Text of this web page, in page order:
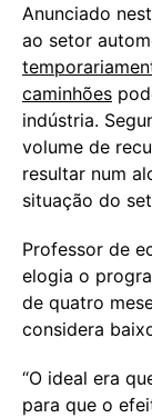
Anunciado
ao setor
caminhões
indústria.
volume de
resultar num
situação do
Professor de
elogia o
de quatro
considera
“O ideal era
para que o